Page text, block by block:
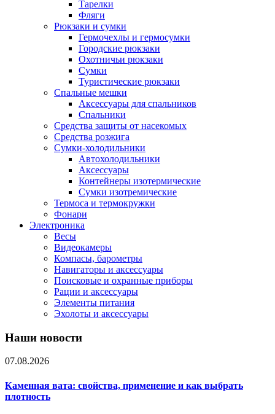
Тарелки
Фляги
Рюкзаки и сумки
Гермочехлы и гермосумки
Городские рюкзаки
Охотничьи рюкзаки
Сумки
Туристические рюкзаки
Спальные мешки
Аксессуары для спальников
Спальники
Средства защиты от насекомых
Средства розжига
Сумки-холодильники
Автохолодильники
Аксессуары
Контейнеры изотермические
Сумки изотремические
Термоса и термокружки
Фонари
Электроника
Весы
Видеокамеры
Компасы, барометры
Навигаторы и аксессуары
Поисковые и охранные приборы
Рации и аксессуары
Элементы питания
Эхолоты и аксессуары
Наши новости
07.08.2026
Каменная вата: свойства, применение и как выбрать
плотность